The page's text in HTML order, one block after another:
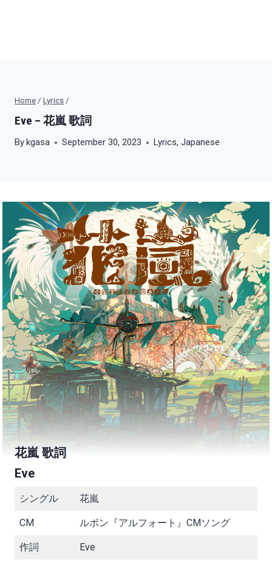
Home / Lyrics /
Eve – 花嵐 歌詞
Bykgasa September 30, 2023 Lyrics,Japanese
花嵐 歌詞
Eve
シングル 花嵐
CM ルボン『アルフォート』CMソング
作詞 Eve